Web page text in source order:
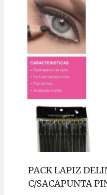
PACK LAPIZ
C/SACAPUNTA